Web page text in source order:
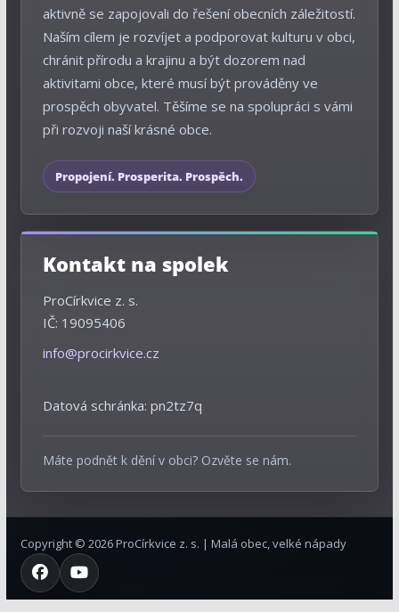
aktivně se zapojovali do řešení obecních záležitostí.
Naším cílem je rozvíjet a podporovat kulturu v obci,
chránit přírodu a krajinu a být dozorem nad
aktivitami obce, které musí být prováděny ve
prospěch obyvatel. Těšíme se na spolupráci s vámi
při rozvoji naší krásné obce.
ProCírkvice z. s.
IČ: 19095406
info@procirkvice.cz
Datová schránka: pn2tz7q